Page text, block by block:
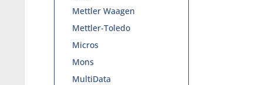
Mettler Waagen
Mettler-Toledo
Micros
Mons
MultiData